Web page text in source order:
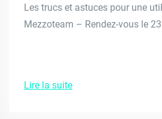
Les trucs et astuces pour une
Mezzoteam – Rendez-vous le
Lire la suite